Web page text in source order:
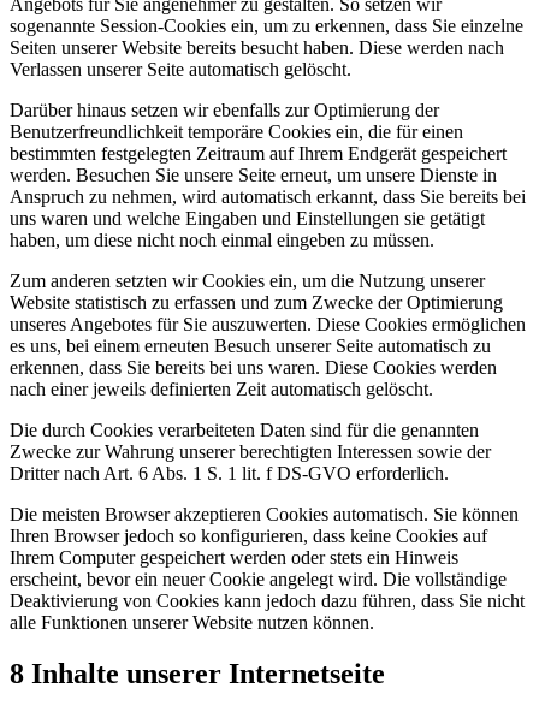
Angebots für Sie angenehmer zu gestalten. So setzen wir
sogenannte Session-Cookies ein, um zu erkennen, dass Sie einzelne
Seiten unserer Website bereits besucht haben. Diese werden nach
Verlassen unserer Seite automatisch gelöscht.
Darüber hinaus setzen wir ebenfalls zur Optimierung der
Benutzerfreundlichkeit temporäre Cookies ein, die für einen
bestimmten festgelegten Zeitraum auf Ihrem Endgerät gespeichert
werden. Besuchen Sie unsere Seite erneut, um unsere Dienste in
Anspruch zu nehmen, wird automatisch erkannt, dass Sie bereits bei
uns waren und welche Eingaben und Einstellungen sie getätigt
haben, um diese nicht noch einmal eingeben zu müssen.
Zum anderen setzten wir Cookies ein, um die Nutzung unserer
Website statistisch zu erfassen und zum Zwecke der Optimierung
unseres Angebotes für Sie auszuwerten. Diese Cookies ermöglichen
es uns, bei einem erneuten Besuch unserer Seite automatisch zu
erkennen, dass Sie bereits bei uns waren. Diese Cookies werden
nach einer jeweils definierten Zeit automatisch gelöscht.
Die durch Cookies verarbeiteten Daten sind für die genannten
Zwecke zur Wahrung unserer berechtigten Interessen sowie der
Dritter nach Art. 6 Abs. 1 S. 1 lit. f DS-GVO erforderlich.
Die meisten Browser akzeptieren Cookies automatisch. Sie können
Ihren Browser jedoch so konfigurieren, dass keine Cookies auf
Ihrem Computer gespeichert werden oder stets ein Hinweis
erscheint, bevor ein neuer Cookie angelegt wird. Die vollständige
Deaktivierung von Cookies kann jedoch dazu führen, dass Sie nicht
alle Funktionen unserer Website nutzen können.
8 Inhalte unserer Internetseite